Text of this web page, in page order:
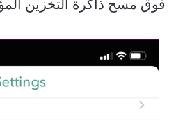
فوق مسح ذاكرة التخزين